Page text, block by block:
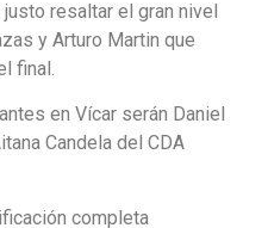
resaltar el gran nivel
y Arturo Martin que
final.
en Vícar serán Daniel
Candela del CDA
completa